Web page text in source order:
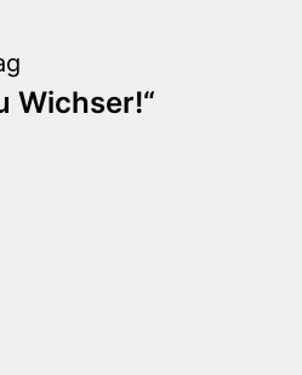
Wichser!“